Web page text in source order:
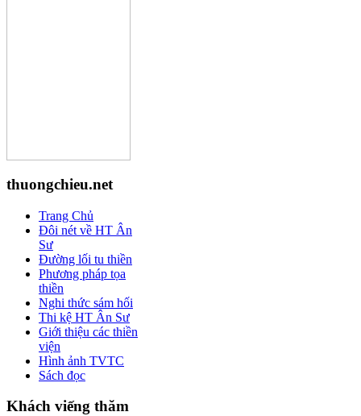
thuongchieu.net
Trang Chủ
Đôi nét về HT Ân
Sư
Đường lối tu thiền
Phương pháp tọa
thiền
Nghi thức sám hối
Thi kệ HT Ân Sư
Giới thiệu các thiền
viện
Hình ảnh TVTC
Sách đọc
Khách viếng thăm